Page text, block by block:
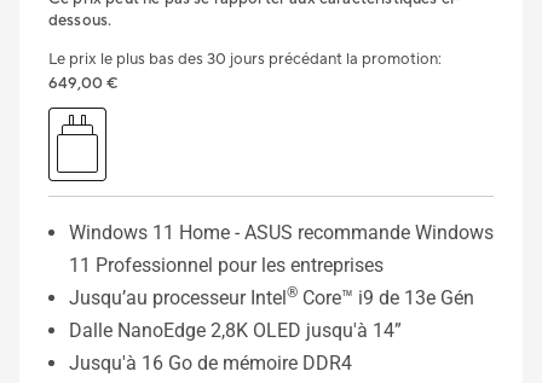
dessous.
Le prix le plus bas des 30 jours précédant la promotion:
649,00 €
Windows 11 Home - ASUS recommande Windows
11 Professionnel pour les entreprises
Jusqu’au processeur Intel® Core™ i9 de 13e Gén
Dalle NanoEdge 2,8K OLED jusqu'à 14”
Jusqu'à 16 Go de mémoire DDR4